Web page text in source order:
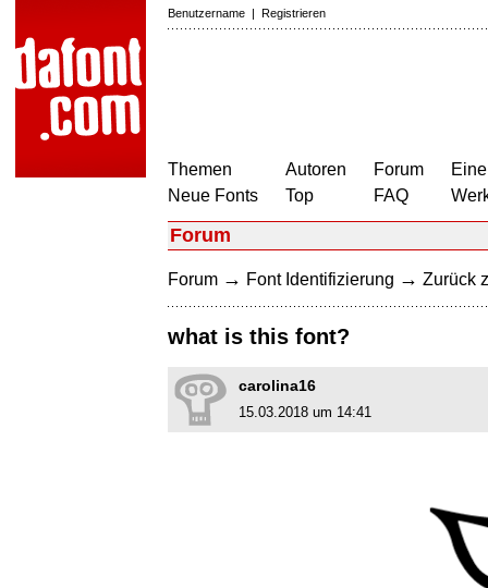
Benutzername | Registrieren
Themen
Neue Fonts
Autoren
Top
Forum
FAQ
Forum
Forum → Font Identifizierung → Zurück
what is this font?
carolina16
15.03.2018 um 14:41